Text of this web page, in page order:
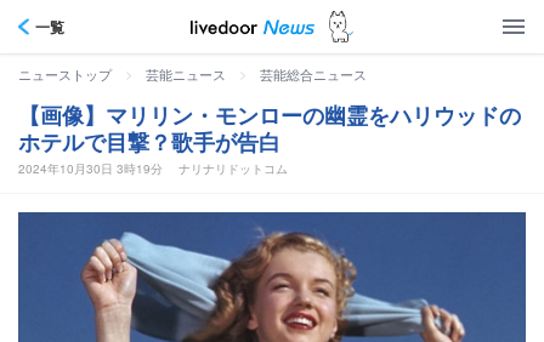
一覧
ニューストップ > 芸能ニュース > 芸能総合ニュース
【画像】マリリン・モンローの幽霊をハリウッドの
ホテルで目撃？歌手が告白
2024年10月30日 3時19分 ナリナリドットコム